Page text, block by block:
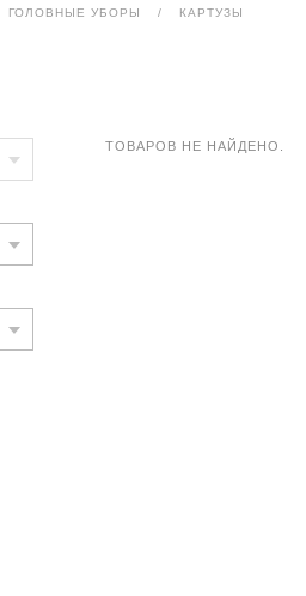
ГОЛОВНЫЕ УБОРЫ / КАРТУЗЫ
ТОВАРОВ НЕ НАЙДЕНО.